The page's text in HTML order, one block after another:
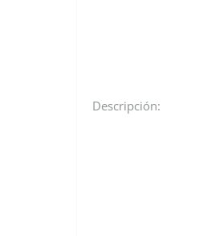
Descripción: